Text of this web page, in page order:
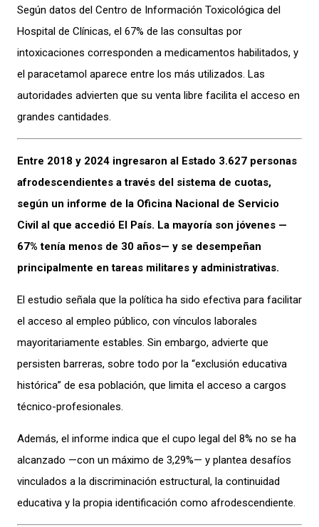
Según datos del Centro de Información Toxicológica del
Hospital de Clínicas, el 67% de las consultas por
intoxicaciones corresponden a medicamentos habilitados, y
el paracetamol aparece entre los más utilizados. Las
autoridades advierten que su venta libre facilita el acceso en
grandes cantidades.
Entre 2018 y 2024 ingresaron al Estado 3.627 personas
afrodescendientes a través del sistema de cuotas,
según un informe de la Oficina Nacional de Servicio
Civil al que accedió El País. La mayoría son jóvenes —
67% tenía menos de 30 años— y se desempeñan
principalmente en tareas militares y administrativas.
El estudio señala que la política ha sido efectiva para facilitar
el acceso al empleo público, con vínculos laborales
mayoritariamente estables. Sin embargo, advierte que
persisten barreras, sobre todo por la “exclusión educativa
histórica” de esa población, que limita el acceso a cargos
técnico-profesionales.
Además, el informe indica que el cupo legal del 8% no se ha
alcanzado —con un máximo de 3,29%— y plantea desafíos
vinculados a la discriminación estructural, la continuidad
educativa y la propia identificación como afrodescendiente.